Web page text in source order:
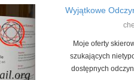
Wyjątkowe
Moje oferty
szukających
dostępnych